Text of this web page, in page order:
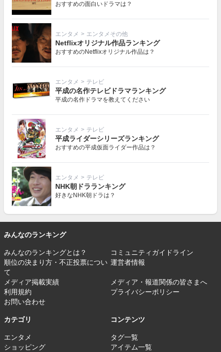
おすすめの面白いドラマは？
エンタメ > エンタメその他
Netflixオリジナル作品ランキング
おすすめのNetflixオリジナル作品は？
エンタメ > テレビ
平成の名作テレビドラマランキング
平成の名作ドラマを教えてください
エンタメ > テレビ
平成ライダーシリーズランキング
おすすめの平成仮面ライダー作品は？
エンタメ > テレビ
NHK朝ドラランキング
好きなNHK朝ドラは？
みんなのランキング
みんなのランキングとは？
コミュニティガイドライン
順位の決まり方・不正投票につい
て
運営者情報
メディア掲載実績
メディア・報道関係の皆さまへ
利用規約
プライバシーポリシー
お問い合わせ
カテゴリ
エンタメ
ショッピング
コンテンツ
タグ一覧
アイテム一覧